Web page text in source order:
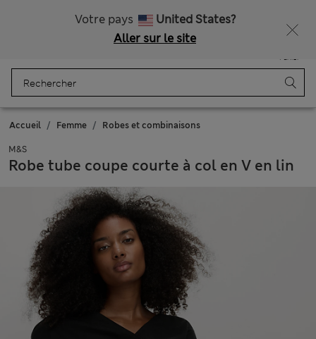
Votre pays
United States?
Aller sur le site
Panier
Accueil Femme Robes et combinaisons
M&S
Robe tube coupe courte à col en V en lin